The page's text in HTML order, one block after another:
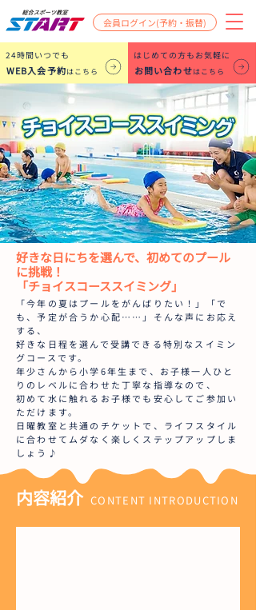
会員ログイン(予約・振替)
​24時間いつでも
WEB入会予約はこちら
はじめての方もお気軽に
お問い合わせはこちら
好きな日にちを選んで、初めてのプール
に挑戦！
「チョイスコーススイミング」
「今年の夏はプールをがんばりたい！」「で
も、予定が合うか心配……」そんな声にお応え
する、
好きな日程を選んで受講できる特別なスイミン
グコースです。
年少さんから小学6年生まで、お子様一人ひと
りのレベルに合わせた丁寧な指導なので、
初めて水に触れるお子様でも安心してご参加い
ただけます。
日曜教室と共通のチケットで、ライフスタイル
に合わせてムダなく楽しくステップアップしま
しょう♪
内容紹介 CONTENT INTRODUCTION